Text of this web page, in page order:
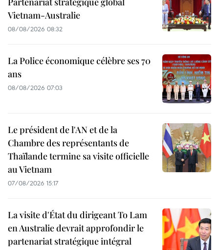
Vietnam-Australie
08/08/2026 08:32
La Police économique célèbre ses 70
ans
08/08/2026 07:03
Le président de l'AN et de la
Chambre des représentants de
Thaïlande termine sa visite officielle
au Vietnam
07/08/2026 15:17
La visite d'État du dirigeant To Lam
en Australie devrait approfondir le
partenariat stratégique intégral